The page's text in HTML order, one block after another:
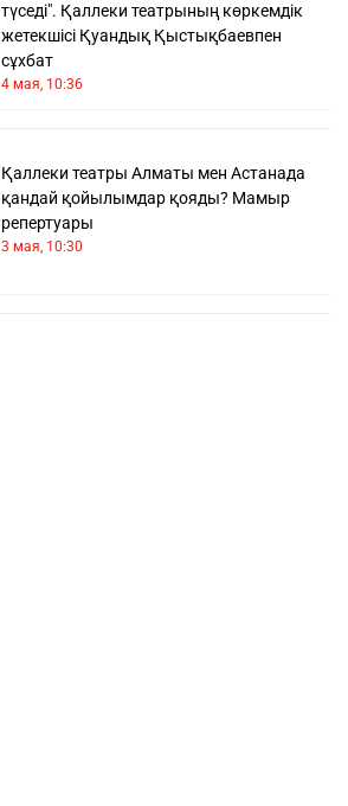
түседі". Қаллеки театрының көркемдік
жетекшісі Қуандық Қыстықбаевпен
сұхбат
4 мая, 10:36
Қаллеки театры Алматы мен Астанада
қандай қойылымдар қояды? Мамыр
репертуары
3 мая, 10:30